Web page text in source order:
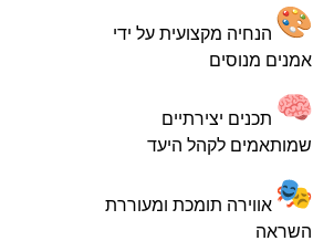
הנחיה מקצועית על ידי
אמנים מנוסים
תכנים יצירתיים
שמותאמים לקהל היעד
אווירה תומכת ומעוררת
השראה